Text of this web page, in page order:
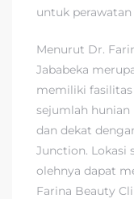
untuk
Menurut Dr.
Jababeka
memiliki
sejumlah hunian
dan dekat
Junction. Lokasi
olehnya dapat
Farina Beauty